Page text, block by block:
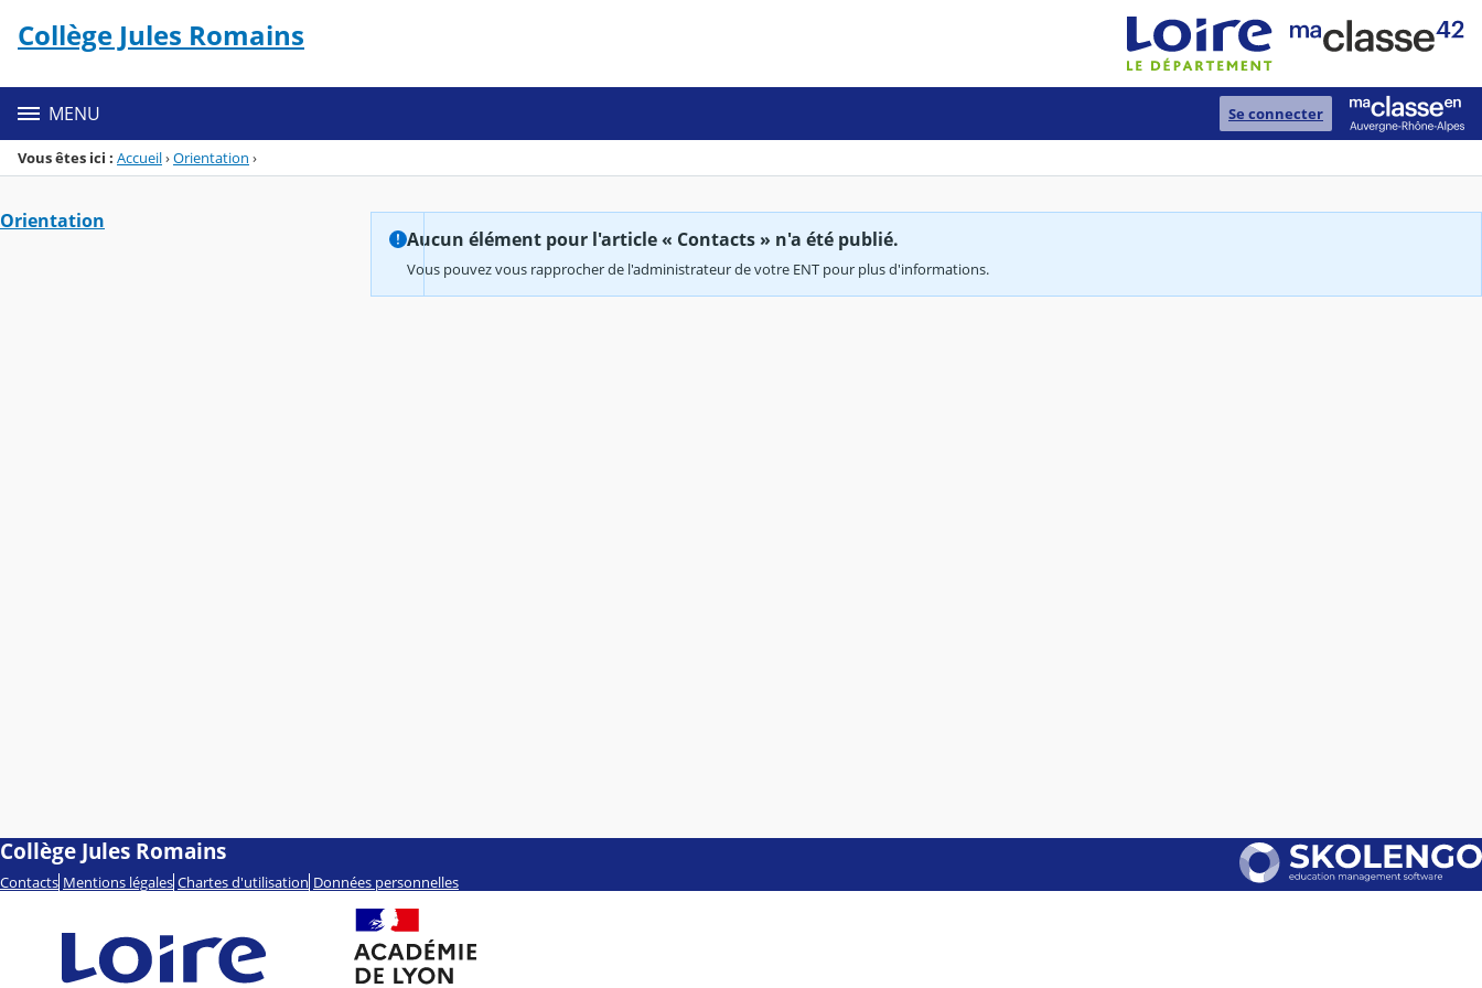
Menu de la rubrique
Contenu
Collège Jules Romains
MENU Se connecter
Vous êtes ici : Accueil›Orientation ›
Orientation
Aucun élément pour l'article « Contacts » n'a été publié.
Vous pouvez vous rapprocher de l'administrateur de votre ENT pour plus d'informations.
Collège Jules Romains
Contacts Mentions légales Chartes d'utilisation Données personnelles